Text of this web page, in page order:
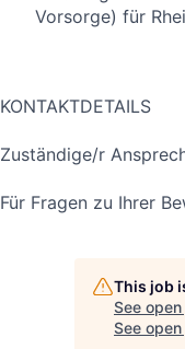
Vorsorge) für
KONTAKTDETAILS
Zuständige/r
Für Fragen zu Ihrer
This job
See
See